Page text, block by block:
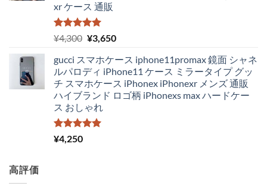
xr ケース 通販
5段階中
5.00
の評価
¥4,300 元
価
格
は
¥4,300
で
し
¥3,650現
の
価
格
は
gucci スマホケース iphone11promax 鏡面 シャネ
ルパロディ iPhone11 ケース ミラータイプ グッ
チ スマホケース iPhonex iPhonexr メンズ 通販
ハイブランド ロゴ柄 iPhonexs max ハードケー
ス おしゃれ
5段階中
5.00
¥4,250
高評価